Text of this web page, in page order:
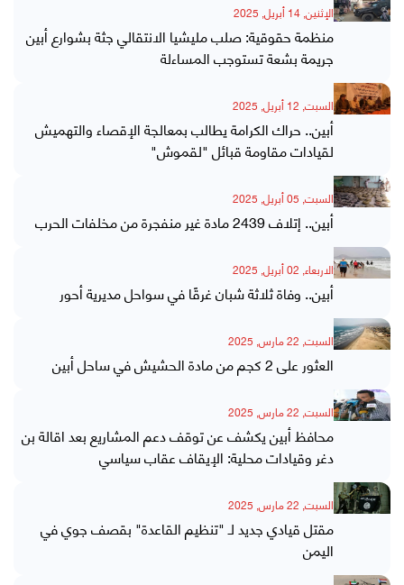
الإثنين, 14 أبريل, 2025
منظمة حقوقية: صلب مليشيا الانتقالي جثة بشوارع أبين
جريمة بشعة تستوجب المساءلة
السبت, 12 أبريل, 2025
أبين.. حراك الكرامة يطالب بمعالجة الإقصاء والتهميش
لقيادات مقاومة قبائل "لقموش"
السبت, 05 أبريل, 2025
أبين.. إتلاف 2439 مادة غير منفجرة من مخلفات الحرب
الاربعاء, 02 أبريل, 2025
أبين.. وفاة ثلاثة شبان غرقًا في سواحل مديرية أحور
السبت, 22 مارس, 2025
العثور على 2 كجم من مادة الحشيش في ساحل أبين
السبت, 22 مارس, 2025
محافظ أبين يكشف عن توقف دعم المشاريع بعد اقالة بن
دغر وقيادات محلية: الإيقاف عقاب سياسي
السبت, 22 مارس, 2025
مقتل قيادي جديد لـ "تنظيم القاعدة" بقصف جوي في
اليمن